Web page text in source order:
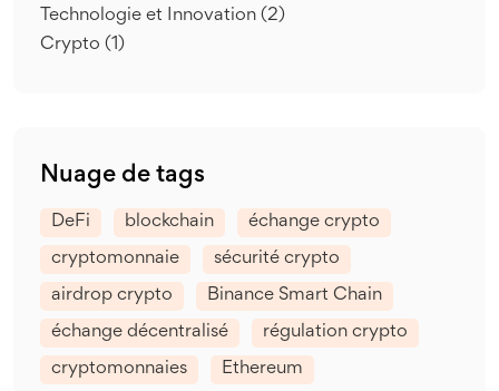
Technologie et Innovation (2)
Crypto (1)
Nuage de tags
DeFi blockchain échange crypto
cryptomonnaie sécurité crypto
airdrop crypto Binance Smart Chain
échange décentralisé régulation crypto
cryptomonnaies Ethereum